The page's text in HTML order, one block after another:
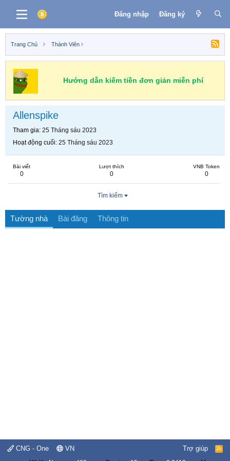
Đăng nhập Đăng ký
Trang Chủ Thành Viên
Hướng dẫn kiếm tiền đơn giản miễn phí
Allenspike
Tham gia 25 Tháng sáu 2023
Hoạt động cuối 25 Tháng sáu 2023
Bài viết
0
Lượt thích
0
VNB Token
0
Tìm kiếm
Tường nhà Bài đăng Thông tin
CNG - One VN Trợ giúp
R